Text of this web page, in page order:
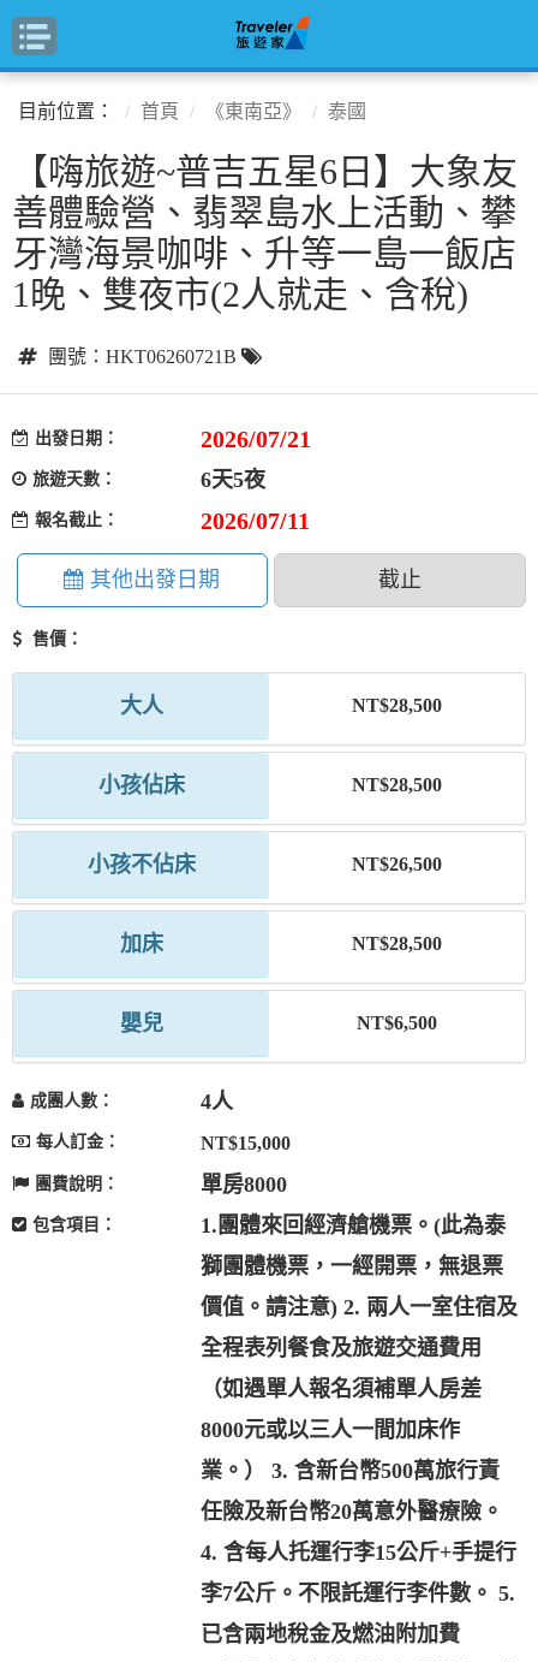
目前位置： 首頁 《東南亞》 泰國
【嗨旅遊~普吉五星6日】大象友
善體驗營、翡翠島水上活動、攀
牙灣海景咖啡、升等一島一飯店
1晚、雙夜市(2人就走、含稅)
團號：HKT06260721B
出發日期： 2026/07/21
旅遊天數： 6天5夜
報名截止： 2026/07/11
其他出發日期 截止
售價：
大人 NT$28,500
小孩佔床 NT$28,500
小孩不佔床 NT$26,500
加床 NT$28,500
嬰兒 NT$6,500
成團人數： 4人
每人訂金： NT$15,000
團費說明： 單房8000
包含項目：
1.團體來回經濟艙機票。(此為泰
獅團體機票，一經開票，無退票
價值。請注意) 2. 兩人一室住宿及
全程表列餐食及旅遊交通費用
（如遇單人報名須補單人房差
8000元或以三人一間加床作
業。） 3. 含新台幣500萬旅行責
任險及新台幣20萬意外醫療險。
4. 含每人托運行李15公斤+手提行
李7公斤。不限託運行李件數。 5.
已含兩地稅金及燃油附加費